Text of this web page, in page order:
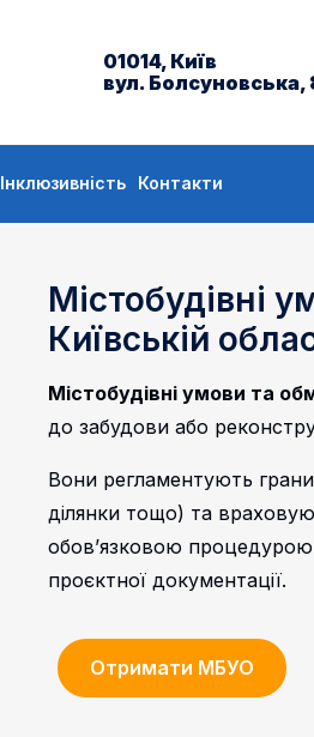
01014, Київ
вул. Болсуновська,
Інклюзивність Контакти
Містобудівні
Київській
Містобудівні умови та
до забудови або
Вони регламентують
ділянки тощо) та
обов’язковою процедурою
проєктної документації.
Отримати МБУО